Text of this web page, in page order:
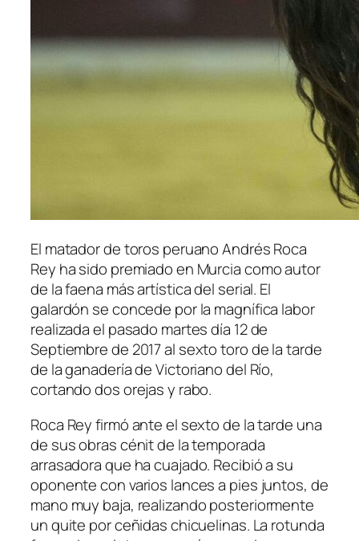
El matador de toros peruano Andrés Roca
Rey ha sido premiado en Murcia como autor
de la faena más artística del serial. El
galardón se concede por la magnífica labor
realizada el pasado martes día 12 de
Septiembre de 2017 al sexto toro de la tarde
de la ganadería de Victoriano del Río,
cortando dos orejas y rabo.
Roca Rey firmó ante el sexto de la tarde una
de sus obras cénit de la temporada
arrasadora que ha cuajado. Recibió a su
oponente con varios lances a pies juntos, de
mano muy baja, realizando posteriormente
un quite por ceñidas chicuelinas. La rotunda